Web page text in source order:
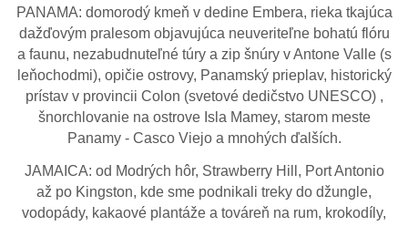
PANAMA: domorodý kmeň v dedine Embera, rieka tkajúca
dažďovým pralesom objavujúca neuveriteľne bohatú flóru
a faunu, nezabudnuteľné túry a zip šnúry v Antone Valle (s
leňochodmi), opičie ostrovy, Panamský prieplav, historický
prístav v provincii Colon (svetové dedičstvo UNESCO) ,
šnorchlovanie na ostrove Isla Mamey, starom meste
Panamy - Casco Viejo a mnohých ďalších.
JAMAICA: od Modrých hôr, Strawberry Hill, Port Antonio
až po Kingston, kde sme podnikali treky do džungle,
vodopády, kakaové plantáže a továreň na rum, krokodíly,